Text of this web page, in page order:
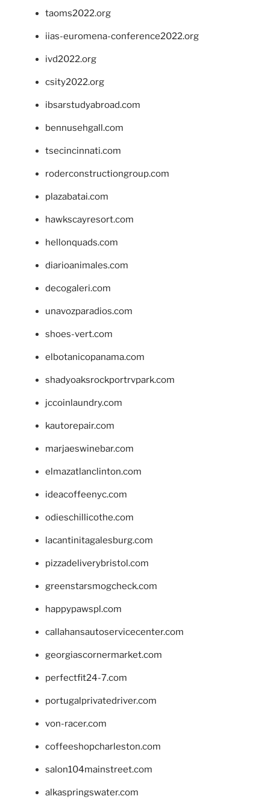
taoms2022.org
iias-euromena-conference2022.org
ivd2022.org
csity2022.org
ibsarstudyabroad.com
bennusehgall.com
tsecincinnati.com
roderconstructiongroup.com
plazabatai.com
hawkscayresort.com
hellonquads.com
diarioanimales.com
decogaleri.com
unavozparadios.com
shoes-vert.com
elbotanicopanama.com
shadyoaksrockportrvpark.com
jccoinlaundry.com
kautorepair.com
marjaeswinebar.com
elmazatlanclinton.com
ideacoffeenyc.com
odieschillicothe.com
lacantinitagalesburg.com
pizzadeliverybristol.com
greenstarsmogcheck.com
happypawspl.com
callahansautoservicecenter.com
georgiascornermarket.com
perfectfit24-7.com
portugalprivatedriver.com
von-racer.com
coffeeshopcharleston.com
salon104mainstreet.com
alkaspringswater.com